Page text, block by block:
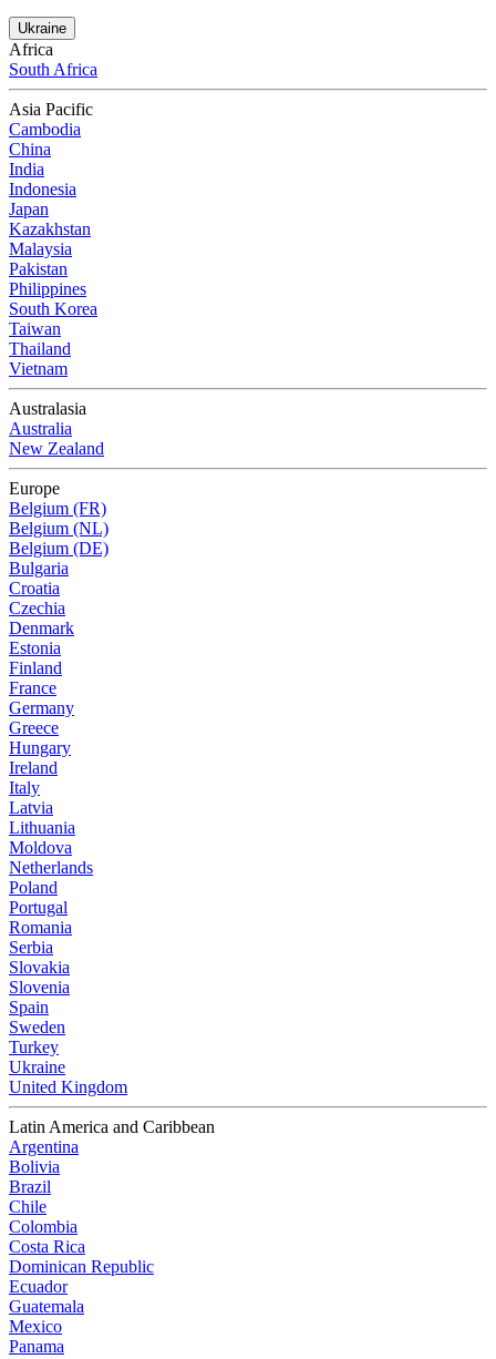
Ukraine
Africa
South Africa
Asia Pacific
Cambodia
China
India
Indonesia
Japan
Kazakhstan
Malaysia
Pakistan
Philippines
South Korea
Taiwan
Thailand
Vietnam
Australasia
Australia
New Zealand
Europe
Belgium (FR)
Belgium (NL)
Belgium (DE)
Bulgaria
Croatia
Czechia
Denmark
Estonia
Finland
France
Germany
Greece
Hungary
Ireland
Italy
Latvia
Lithuania
Moldova
Netherlands
Poland
Portugal
Romania
Serbia
Slovakia
Slovenia
Spain
Sweden
Turkey
Ukraine
United Kingdom
Latin America and Caribbean
Argentina
Bolivia
Brazil
Chile
Colombia
Costa Rica
Dominican Republic
Ecuador
Guatemala
Mexico
Panama